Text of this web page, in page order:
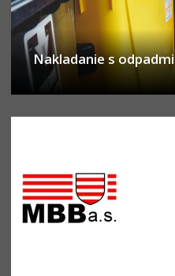
Nakladanie s odpadmi